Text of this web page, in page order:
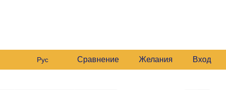
Рус Сравнение Желания Вход